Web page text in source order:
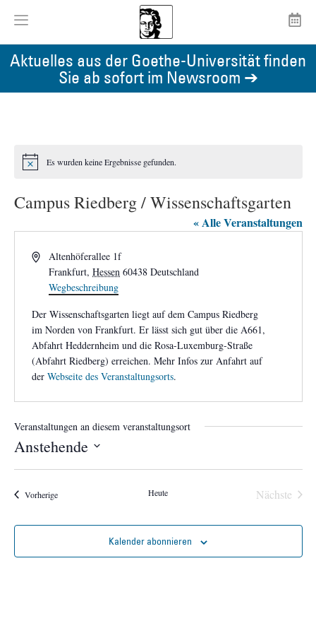
Aktuelles aus der Goethe-Universität finden
Sie ab sofort im Newsroom ➔
HinweisEs wurden keine Ergebnisse gefunden.
Campus Riedberg / Wissenschaftsgarten
« Alle Veranstaltungen
AdresseAltenhöferallee 1f
Frankfurt, Hessen 60438 Deutschland
Wegbeschreibung
Der Wissenschaftsgarten liegt auf dem Campus Riedberg
im Norden von Frankfurt. Er lässt sich gut über die A661,
Abfahrt Heddernheim und die Rosa-Luxemburg-Straße
(Abfahrt Riedberg) erreichen. Mehr Infos zur Anfahrt auf
der Webseite des Veranstaltungsorts.
Veranstaltungen an diesem veranstaltungsort
Anstehende
wählen.
VorherigeVeranstaltungen Heute Nächste
Kalender abonnieren